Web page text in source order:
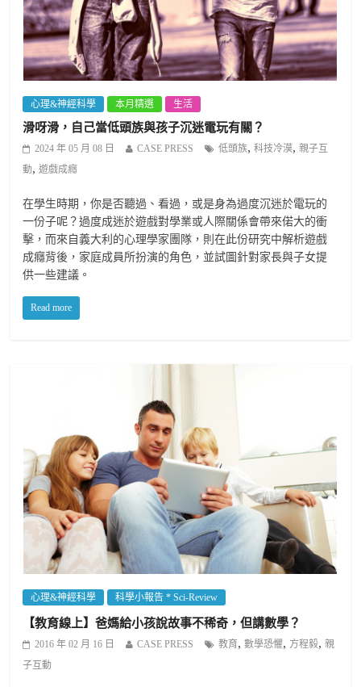
心理&神經科學 本月精選 生活
滑呀滑，自己當低頭族與孩子沉迷電玩有關？
2024 年 05 月 08 日 CASE PRESS 低頭族,科技冷漠,親子互
動,遊戲成癮
在學生時期，你是否聽過、看過，或是身為過度沉迷於電玩的
一份子呢？過度成迷於遊戲對學業或人際關係會帶來偌大的衝
擊，而來自義大利的心理學家團隊，則在此份研究中解析遊戲
成癮背後，家庭成員所扮演的角色，並試圖針對家長與子女提
供一些建議。
Read more
心理&神經科學 科學小報告 * Sci-Review
【教育線上】爸媽給小孩說故事不稀奇，但講數學？
2016 年 02 月 16 日 CASE PRESS 教育,數學恐懼, 方程毅,親
子互動